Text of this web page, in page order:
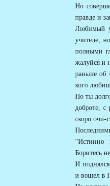
Но
правде и
Любимый
учителе,
полными
жалуйся и
раньше об
кого
Но ты
доброте,
скоро очи-
“Истинно
Боритесь
И
и вошел в